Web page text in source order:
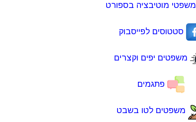
משפטי מוטיבציה בספורט
סטטוסים לפייסבוק
משפטים יפים וקצרים
פתגמים
משפטים לטו בשבט